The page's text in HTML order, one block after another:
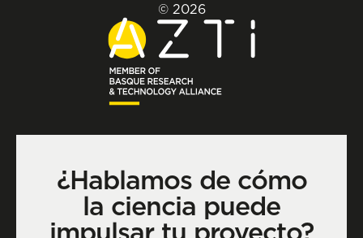
© 2026
¿Hablamos de cómo
la ciencia puede